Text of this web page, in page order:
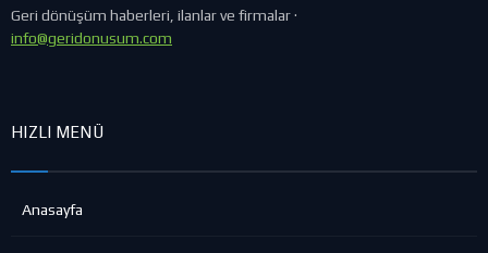
Geri dönüşüm haberleri, ilanlar ve firmalar ·
info@geridonusum.com
HIZLI MENÜ
Anasayfa